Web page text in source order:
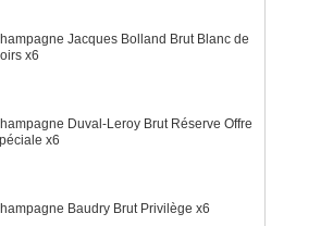
Jacques Bolland Brut Blanc de
x6
Duval-Leroy Brut Réserve Offre
x6
Baudry Brut Privilège x6